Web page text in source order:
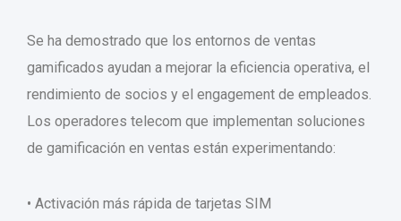
Se ha demostrado que los entornos de ventas
gamificados ayudan a mejorar la eficiencia operativa, el
rendimiento de socios y el engagement de empleados.
Los operadores telecom que implementan soluciones
de gamificación en ventas están experimentando:
• Activación más rápida de tarjetas SIM